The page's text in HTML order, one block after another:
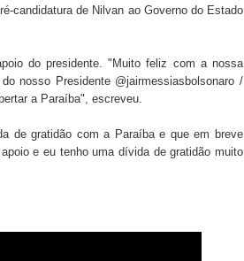
de Sapé
Denise Ribeiro à
dos serviços do
candidatura de Nilvan ao Governo do Estado
do presidente. "Muito feliz com a nossa
nosso Presidente @jairmessiasbolsonaro /
a Paraíba", escreveu.
de gratidão com a Paraíba e que em breve
e eu tenho uma dívida de gratidão muito